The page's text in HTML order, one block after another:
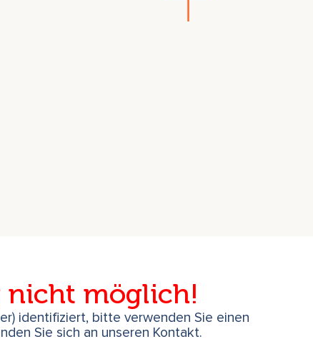
nicht möglich!
identifiziert, bitte verwenden Sie einen
Sie sich an unseren Kontakt.